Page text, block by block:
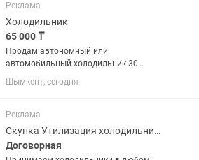
Реклама
Холодильник
65 000 ₸
Продам автономный или
автомобильный холодильник 30
литров фирма Apricool. почти новый
цена 65000
Шымкент, сегодня
Реклама
Скупка Утилизация холодильников
Договорная